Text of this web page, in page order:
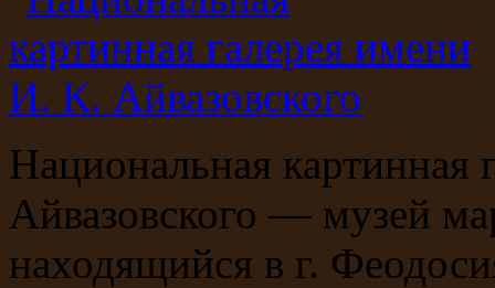
Национальная
Айвазовского — музей
находящийся в г.